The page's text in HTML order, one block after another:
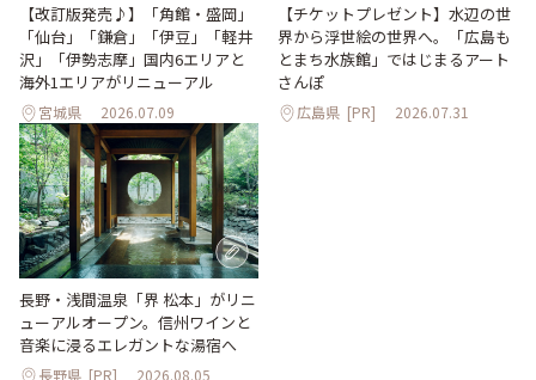
【改訂版発売♪】「角館・盛岡」
「仙台」「鎌倉」「伊豆」「軽井
沢」「伊勢志摩」国内6エリアと
海外1エリアがリニューアル
宮城県 2026.07.09
【チケットプレゼント】水辺の世
界から浮世絵の世界へ。「広島も
とまち水族館」ではじまるアート
さんぽ
広島県 [PR] 2026.07.31
長野・浅間温泉「界 松本」がリニ
ューアルオープン。信州ワインと
音楽に浸るエレガントな湯宿へ
長野県 [PR] 2026.08.05